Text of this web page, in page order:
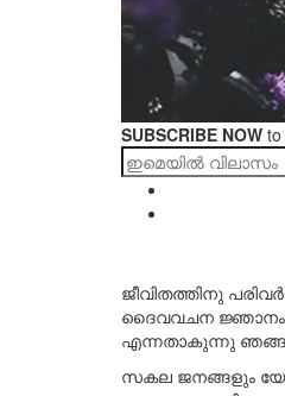
SUBSCRIBE NOW
ജീവിതത്തിനു
ദൈവവചന ജ്ഞാനം
എന്നതാകുന്നു
സകല ജനങ്ങളും